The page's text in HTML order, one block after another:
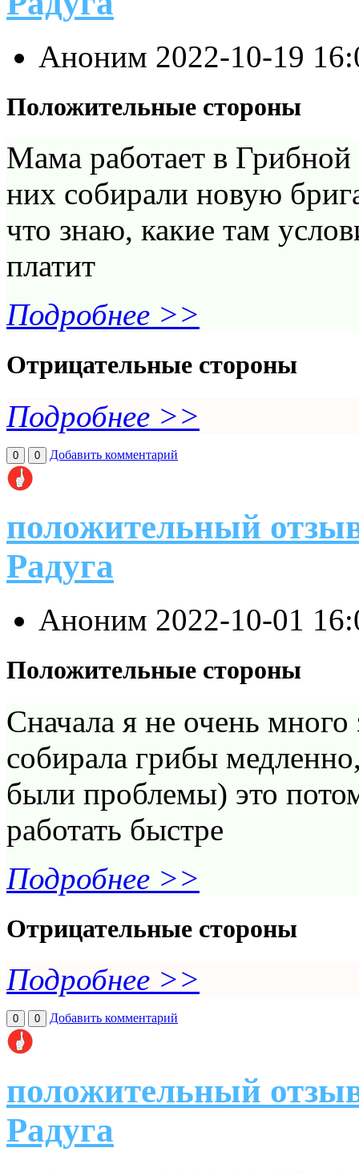
Аноним 2022-10-19
Положительные стороны
Мама работает в Грибной
них собирали новую
что знаю, какие там
платит
Подробнее >>
Отрицательные стороны
Подробнее >>
0 0 Добавить комментарий
положительный
Радуга
Аноним 2022-10-01
Положительные стороны
Сначала я не очень много
собирала грибы
были проблемы) это
работать быстре
Подробнее >>
Отрицательные стороны
Подробнее >>
0 0 Добавить комментарий
положительный
Радуга